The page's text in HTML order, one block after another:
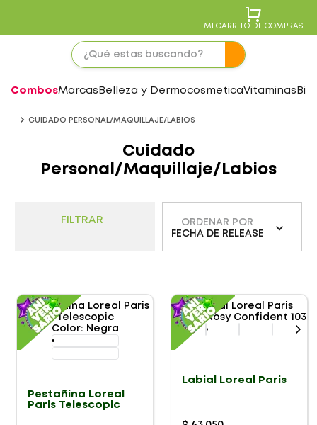
MI CARRITO DE COMPRAS
CombosMarcas Belleza y DermocosmeticaVitaminas
CUIDADO PERSONAL/MAQUILLAJE/LABIOS
Cuidado
Personal/Maquillaje/Labios
FILTRAR
ORDENAR POR
FECHA DE RELEASE
Color: Negra
Pestañina Loreal
Paris Telescopic
Color: Rosy Confident 103
Labial Loreal Paris